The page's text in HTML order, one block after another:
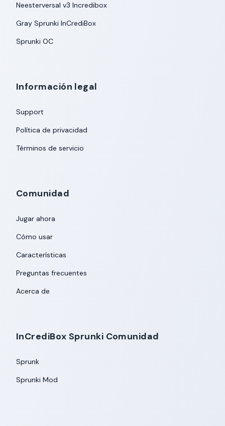
Neesterversal v3 Incredibox
Gray Sprunki InCrediBox
Sprunki OC
Información legal
Support
Política de privacidad
Términos de servicio
Comunidad
Jugar ahora
Cómo usar
Características
Preguntas frecuentes
Acerca de
InCrediBox Sprunki Comunidad
Sprunk
Sprunki Mod